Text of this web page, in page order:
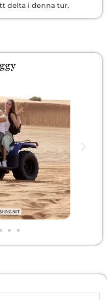
delta i denna tur.